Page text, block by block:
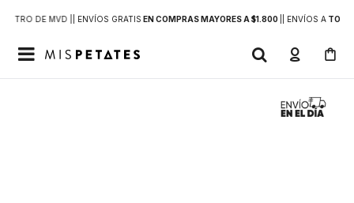
DE MVD | | ENVÍOS GRATIS EN COMPRAS MAYORES A $1.800 | ENVÍOS ATODO
